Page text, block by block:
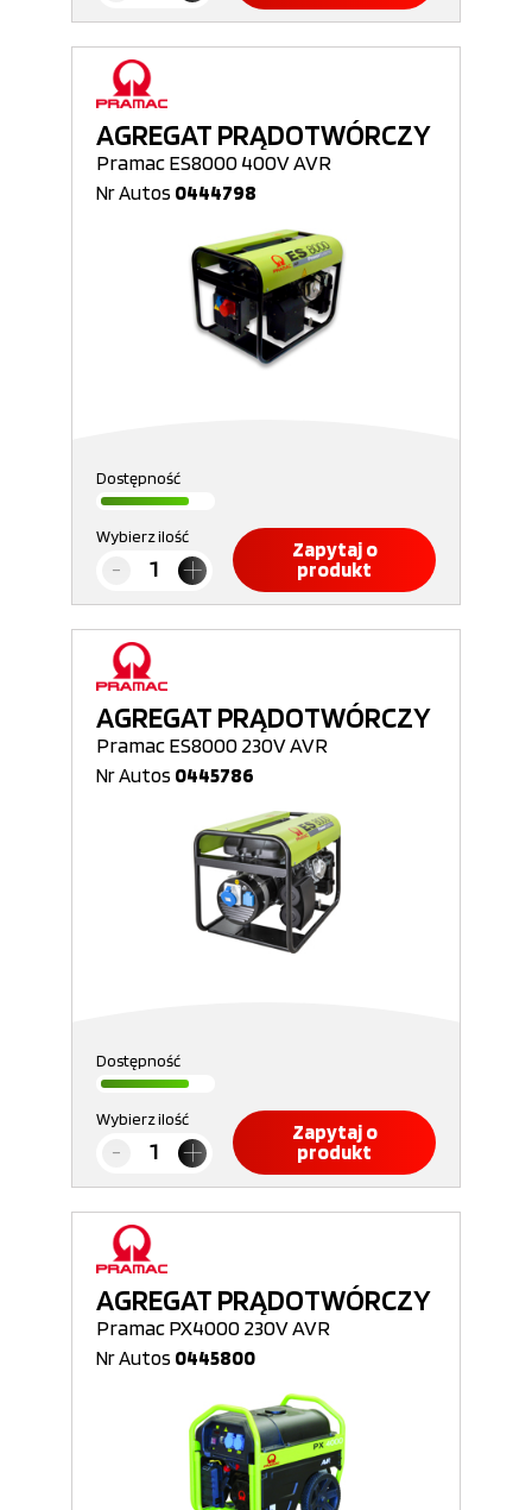
AGREGAT PRĄDOTWÓRCZY
Pramac ES8000 400V AVR
Nr Autos 0444798
Dostępność
Wybierz ilość
Zapytaj o
produkt
AGREGAT PRĄDOTWÓRCZY
Pramac ES8000 230V AVR
Nr Autos 0445786
Dostępność
Wybierz ilość
Zapytaj o
produkt
AGREGAT PRĄDOTWÓRCZY
Pramac PX4000 230V AVR
Nr Autos 0445800